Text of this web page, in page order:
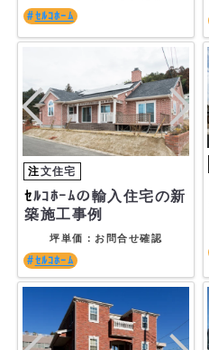
ｾﾙｺﾎｰﾑ
ｾﾙｺﾎｰﾑの輸入住宅の新
築施工事例
坪単価：お問合せ確認
ｾﾙｺﾎｰﾑ